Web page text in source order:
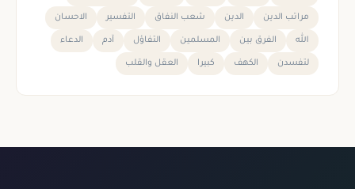
مراتب الدين الدين شعب النفاق التفسير الاحسان
الله الفرق بين المسلمين التفاؤل آدم الدعاء
لتفسدن الكهف كبيرا العقل والقلب